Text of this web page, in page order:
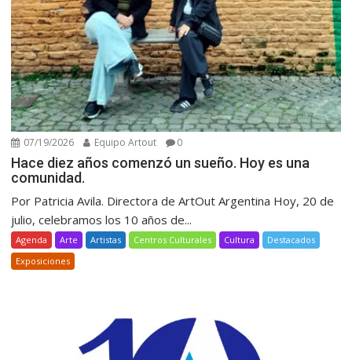
07/19/2026 Equipo Artout 0
Hace diez años comenzó un sueño. Hoy es una
comunidad.
Por Patricia Avila. Directora de ArtOut Argentina Hoy, 20 de
julio, celebramos los 10 años de...
Agenda Arte Artistas Centros Culturales Cultura
Destacados
Exposiciones